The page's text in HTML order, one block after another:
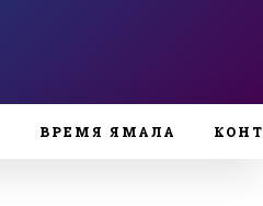
ВРЕМЯ ЯМАЛА